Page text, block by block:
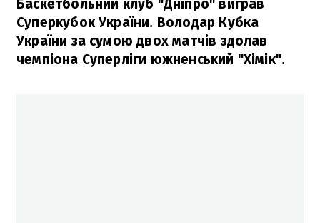
Баскетбольний клуб "Дніпро" виграв
Суперкубок України. Володар Кубка
України за сумою двох матчів здолав
чемпіона Суперліги южненський "Хімік".